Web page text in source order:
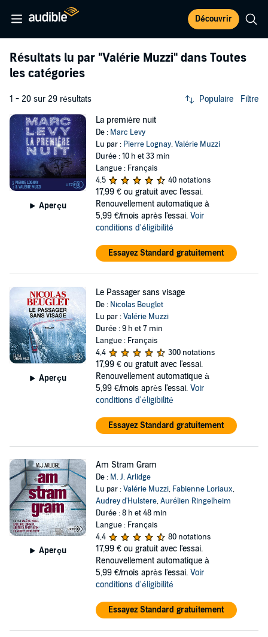
Découvrir
Résultats lu par "Valérie Muzzi" dans Toutes
les catégories
1 - 20 sur 29 résultats Populaire Filtre
Aperçu
La première nuit
De : Marc Levy
Lu par : Pierre Lognay,Valérie Muzzi
Durée : 10 h et 33 min
Langue : Français
4,5
40 notations
17,99 € ou gratuit avec l'essai.
Renouvellement automatique à
5,99 €/mois après l'essai. Voir
conditions d'éligibilité
Essayez Standard gratuitement
Aperçu
Le Passager sans visage
De : Nicolas Beuglet
Lu par :Valérie Muzzi
Durée : 9 h et 7 min
Langue : Français
4,4
300 notations
17,99 € ou gratuit avec l'essai.
Renouvellement automatique à
5,99 €/mois après l'essai. Voir
conditions d'éligibilité
Essayez Standard gratuitement
Aperçu
Am Stram Gram
De : M. J. Arlidge
Lu par :Valérie Muzzi, Fabienne Loriaux,
Audrey d'Hulstere,Aurélien Ringelheim
Durée : 8 h et 48 min
Langue : Français
4,4
80 notations
17,99 € ou gratuit avec l'essai.
Renouvellement automatique à
5,99 €/mois après l'essai. Voir
conditions d'éligibilité
Essayez Standard gratuitement